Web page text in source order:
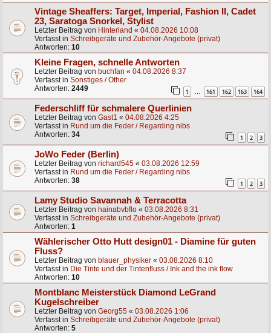
Vintage Sheaffers: Target, Imperial, Fashion II, Cadet
23, Saratoga Snorkel, Stylist
Letzter Beitrag von Hinterland « 04.08.2026 10:08
Verfasst in Schreibgeräte und Zubehör-Angebote (privat)
Antworten: 10
Kleine Fragen, schnelle Antworten
Letzter Beitrag von buchfan « 04.08.2026 8:37
Verfasst in Sonstiges / Other
Antworten: 2449 1 … 161 162 163 164
Federschliff für schmalere Querlinien
Letzter Beitrag von Gast1 « 04.08.2026 4:25
Verfasst in Rund um die Feder / Regarding nibs
Antworten: 34 1 2 3
JoWo Feder (Berlin)
Letzter Beitrag von richard545 « 03.08.2026 12:59
Verfasst in Rund um die Feder / Regarding nibs
Antworten: 38 1 2 3
Lamy Studio Savannah & Terracotta
Letzter Beitrag von hainabvbflo « 03.08.2026 8:31
Verfasst in Schreibgeräte und Zubehör-Angebote (privat)
Antworten: 1
Wählerischer Otto Hutt design01 - Diamine für guten
Fluss?
Letzter Beitrag von blauer_physiker « 03.08.2026 8:10
Verfasst in Die Tinte und der Tintenfluss / Ink and the ink flow
Antworten: 10
Montblanc Meisterstück Diamond LeGrand
Kugelschreiber
Letzter Beitrag von Georg55 « 03.08.2026 1:06
Verfasst in Schreibgeräte und Zubehör-Angebote (privat)
Antworten: 5